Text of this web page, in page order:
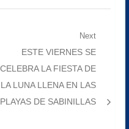
Next
Next
post:
ESTE VIERNES SE
CELEBRA LA FIESTA DE
LA LUNA LLENA EN LAS
PLAYAS DE SABINILLAS